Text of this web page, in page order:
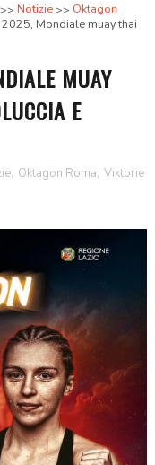
Notizie
Oktagon
Mondiale muay thai
MUAY
E
, Oktagon Roma, Viktorie